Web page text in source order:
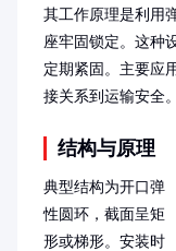
其工作原理是利用
座牢固锁定。这种
定期紧固。主要应
接关系到运输安全。
结构与原理
典型结构为开口弹
性圆环，截面呈矩
形或梯形。安装时